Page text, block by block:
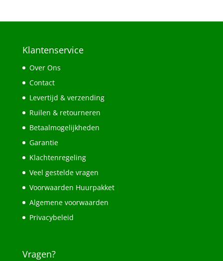
Klantenservice
Over Ons
Contact
Levertijd & verzending
Ruilen & retourneren
Betaalmogelijkheden
Garantie
Klachtenregeling
Veel gestelde vragen
Voorwaarden Huurpakket
Algemene voorwaarden
Privacybeleid
Vragen?